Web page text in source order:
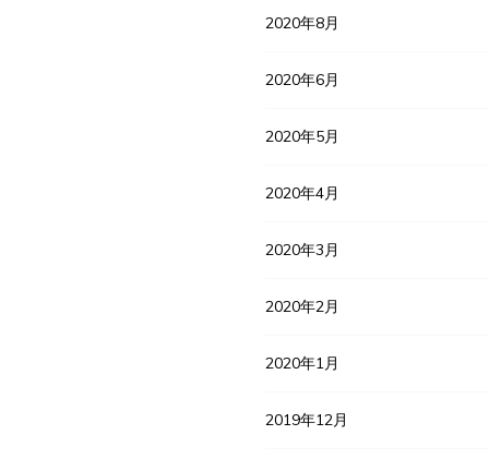
2020年8月
2020年6月
2020年5月
2020年4月
2020年3月
2020年2月
2020年1月
2019年12月